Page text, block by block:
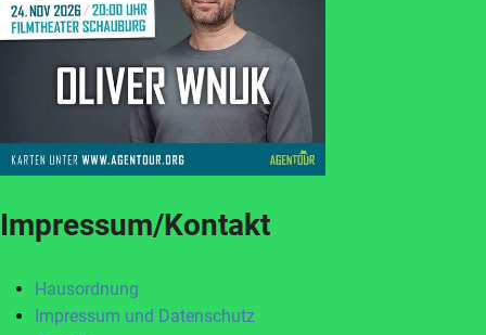
Impressum/Kontakt
Hausordnung
Impressum und Datenschutz